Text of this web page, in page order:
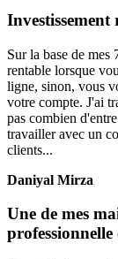
Investissement
Sur la base de mes
rentable lorsque
ligne, sinon, vous
votre compte. J'ai
pas combien
travailler avec un
clients...
Daniyal Mirza
Une de mes
professionnelle